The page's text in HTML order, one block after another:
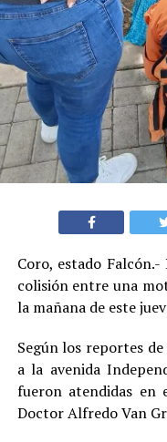
Coro, estado
colisión entre una
la mañana de este
Según los reportes
a la avenida
fueron atendidas en
Doctor Alfredo Van